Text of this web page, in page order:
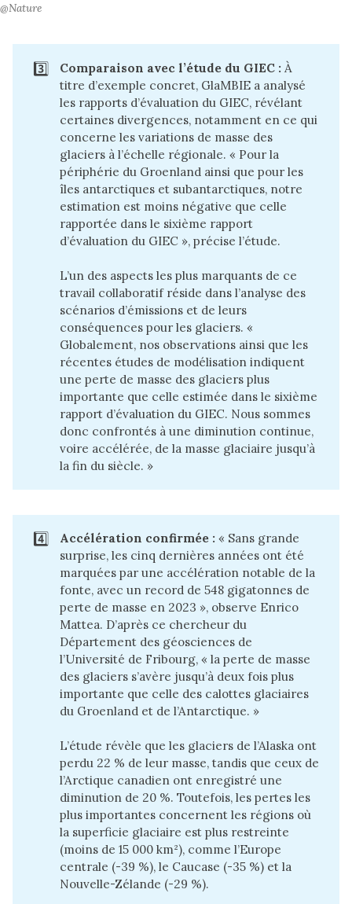
@Nature
3️⃣ Comparaison avec l’étude du GIEC : À
titre d’exemple concret, GlaMBIE a analysé
les rapports d’évaluation du GIEC, révélant
certaines divergences, notamment en ce qui
concerne les variations de masse des
glaciers à l’échelle régionale. « Pour la
périphérie du Groenland ainsi que pour les
îles antarctiques et subantarctiques, notre
estimation est moins négative que celle
rapportée dans le sixième rapport
d’évaluation du GIEC », précise l’étude.
L’un des aspects les plus marquants de ce
travail collaboratif réside dans l’analyse des
scénarios d’émissions et de leurs
conséquences pour les glaciers. «
Globalement, nos observations ainsi que les
récentes études de modélisation indiquent
une perte de masse des glaciers plus
importante que celle estimée dans le sixième
rapport d’évaluation du GIEC. Nous sommes
donc confrontés à une diminution continue,
voire accélérée, de la masse glaciaire jusqu’à
la fin du siècle. »
4️⃣ Accélération confirmée : « Sans grande
surprise, les cinq dernières années ont été
marquées par une accélération notable de la
fonte, avec un record de 548 gigatonnes de
perte de masse en 2023 », observe Enrico
Mattea. D’après ce chercheur du
Département des géosciences de
l’Université de Fribourg, « la perte de masse
des glaciers s’avère jusqu’à deux fois plus
importante que celle des calottes glaciaires
du Groenland et de l’Antarctique. »
L’étude révèle que les glaciers de l’Alaska ont
perdu 22 % de leur masse, tandis que ceux de
l’Arctique canadien ont enregistré une
diminution de 20 %. Toutefois, les pertes les
plus importantes concernent les régions où
la superficie glaciaire est plus restreinte
(moins de 15 000 km²), comme l’Europe
centrale (-39 %), le Caucase (-35 %) et la
Nouvelle-Zélande (-29 %).